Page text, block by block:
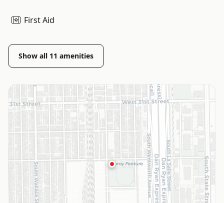
First Aid
Show all 11 amenities